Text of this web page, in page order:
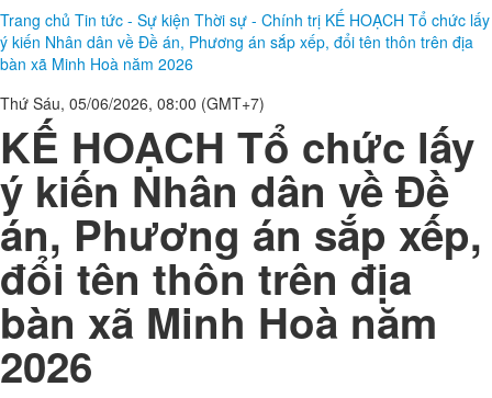
Trang chủ Tin tức - Sự kiện Thời sự - Chính trị KẾ HOẠCH Tổ chức lấy
ý kiến Nhân dân về Đề án, Phương án sắp xếp, đổi tên thôn trên địa
bàn xã Minh Hoà năm 2026
Thứ Sáu, 05/06/2026, 08:00 (GMT+7)
KẾ HOẠCH Tổ chức lấy
ý kiến Nhân dân về Đề
án, Phương án sắp xếp,
đổi tên thôn trên địa
bàn xã Minh Hoà năm
2026